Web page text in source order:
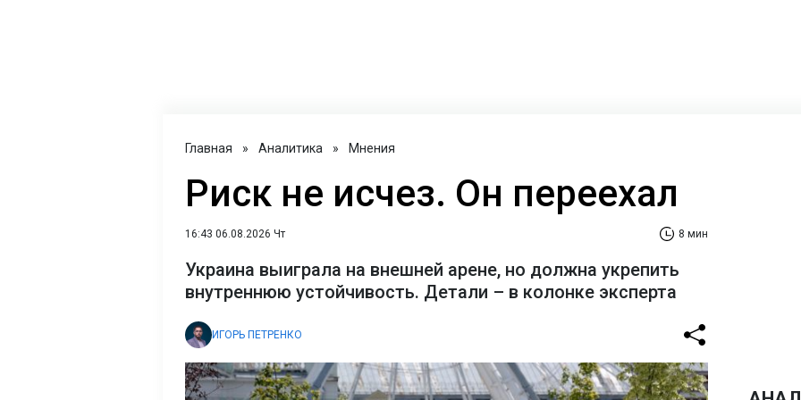
Главная » Аналитика » Мнения
Риск не исчез. Он переехал
16:43 06.08.2026 Чт 8 мин
Украина выиграла на внешней арене, но должна укрепить
внутреннюю устойчивость. Детали – в колонке эксперта
ИГОРЬ ПЕТРЕНКО